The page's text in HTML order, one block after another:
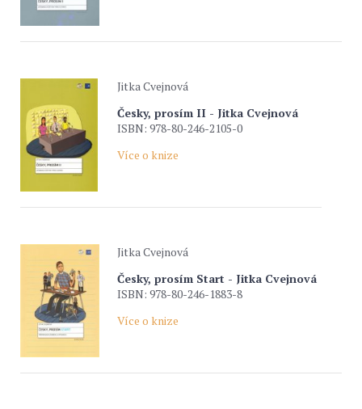
Jitka Cvejnová
Česky, prosím II - Jitka Cvejnová
ISBN: 978-80-246-2105-0
Více o knize
Jitka Cvejnová
Česky, prosím Start - Jitka Cvejnová
ISBN: 978-80-246-1883-8
Více o knize